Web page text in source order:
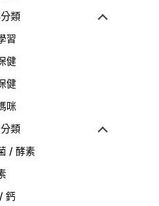
類
習
健
健
咪
類
/ 酵素
鈣